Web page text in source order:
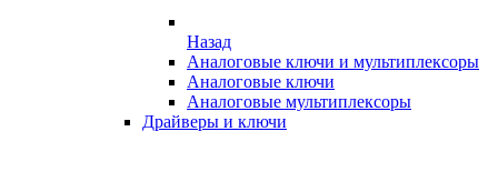
Назад
Аналоговые ключи и мультиплексоры
Аналоговые ключи
Аналоговые мультиплексоры
Драйверы и ключи